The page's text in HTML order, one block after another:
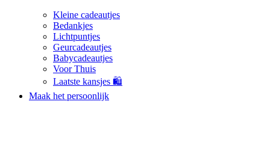
Kleine cadeautjes
Bedankjes
Lichtpuntjes
Geurcadeautjes
Babycadeautjes
Voor Thuis
Laatste kansjes 🛍️
Maak het persoonlijk